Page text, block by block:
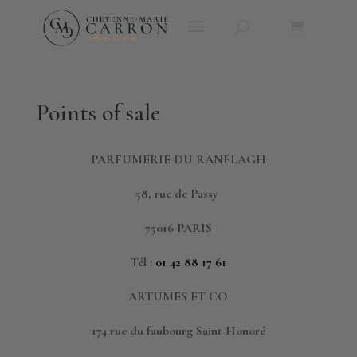
Points of sale
PARFUMERIE DU RANELAGH
58, rue de Passy
75016 PARIS
Tél : 01 42 88 17 61
ARTUMES ET CO
174 rue du faubourg Saint-Honoré